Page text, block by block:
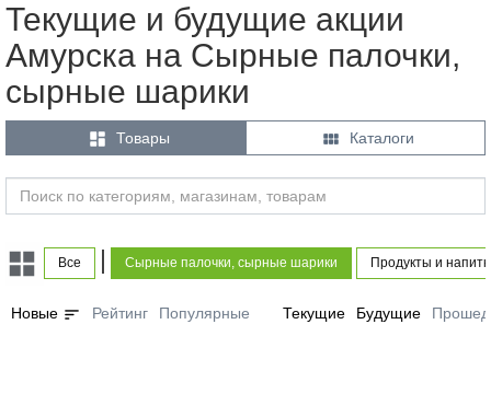
Текущие и будущие акции
Амурска на Сырные палочки,
сырные шарики
 Товары  Каталоги
Все Сырные палочки, сырные шарики Продукты и
Новые sort Рейтинг Популярные Текущие Будущие